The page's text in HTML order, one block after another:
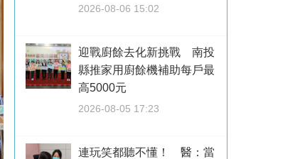
2026-08-06 15:02
迎戰廚餘去化新挑戰 南投
縣推家用廚餘機補助每戶最
高5000元
2026-08-05 17:23
連玩笑都聽不懂！ 醫：當